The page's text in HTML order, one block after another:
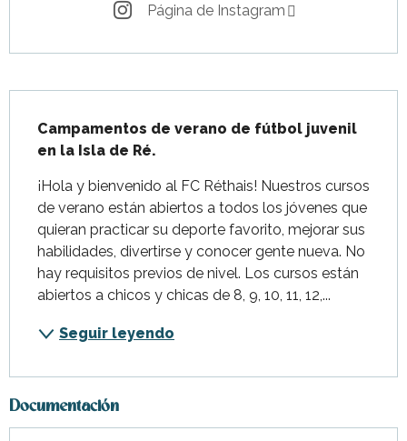
Página de Instagram
Campamentos de verano de fútbol juvenil
en la Isla de Ré.
¡Hola y bienvenido al FC Réthais! Nuestros cursos
de verano están abiertos a todos los jóvenes que
quieran practicar su deporte favorito, mejorar sus
habilidades, divertirse y conocer gente nueva. No
hay requisitos previos de nivel. Los cursos están
abiertos a chicos y chicas de 8, 9, 10, 11, 12,...
Seguir leyendo
Documentación